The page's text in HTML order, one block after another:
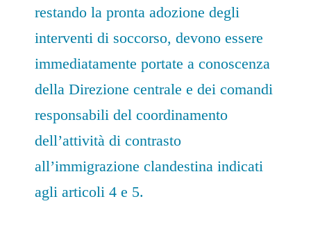
restando la pronta adozione degli
interventi di soccorso, devono essere
immediatamente portate a conoscenza
della Direzione centrale e dei comandi
responsabili del coordinamento
dell’attività di contrasto
all’immigrazione clandestina indicati
agli articoli 4 e 5.